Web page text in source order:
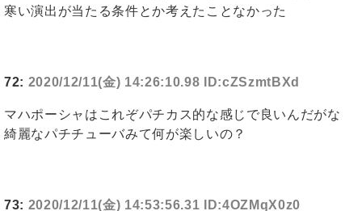
寒い演出が当たる条件とか考えたことなかった
72: 2020/12/11(金) 14:26:10.98 ID:cZSzmtBXd
マハポーシャはこれぞパチカス的な感じで良いんだがな
綺麗なパチチューバみて何が楽しいの？
73: 2020/12/11(金) 14:53:56.31 ID:4OZMqX0z0